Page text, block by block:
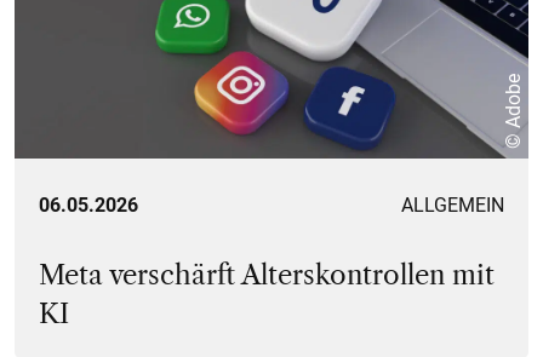
© Adobe
06.05.2026 ALLGEMEIN
Meta verschärft Alterskontrollen mit
KI